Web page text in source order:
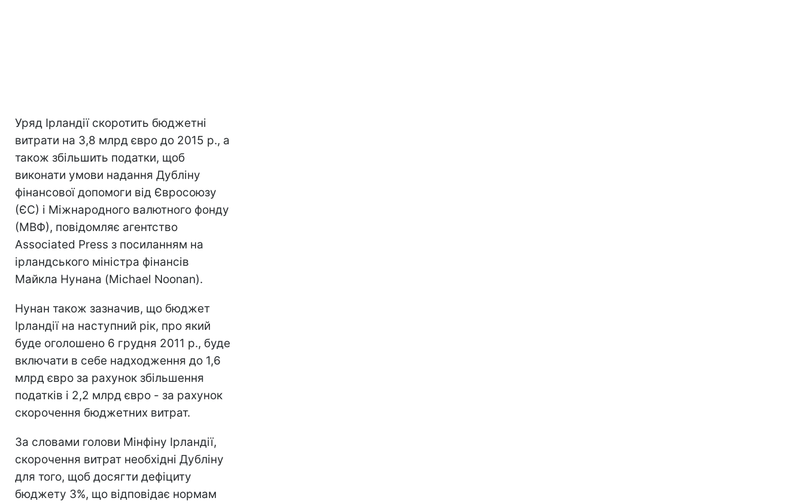
Уряд Ірландії скоротить бюджетні
витрати на 3,8 млрд євро до 2015 р., а
також збільшить податки, щоб
виконати умови надання Дубліну
фінансової допомоги від Євросоюзу
(ЄС) і Міжнародного валютного фонду
(МВФ), повідомляє агентство
Associated Press з посиланням на
ірландського міністра фінансів
Майкла Нунана (Michael Noonan).
Нунан також зазначив, що бюджет
Ірландії на наступний рік, про який
буде оголошено 6 грудня 2011 р., буде
включати в себе надходження до 1,6
млрд євро за рахунок збільшення
податків і 2,2 млрд євро - за рахунок
скорочення бюджетних витрат.
За словами голови Мінфіну Ірландії,
скорочення витрат необхідні Дубліну
для того, щоб досягти дефіциту
бюджету 3%, що відповідає нормам